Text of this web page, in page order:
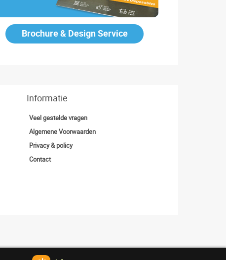
Brochure & Design Service
Informatie
Veel gestelde vragen
Algemene Voorwaarden
Privacy & policy
Contact